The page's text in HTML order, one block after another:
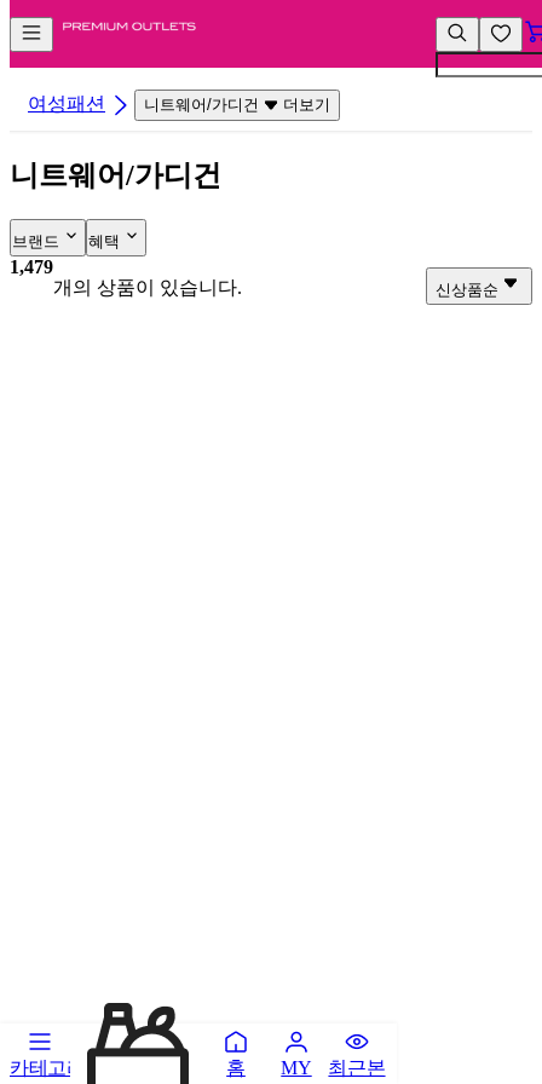
컨
텐
츠
기
앱
바
바
여성패션 니트웨어/가디건 더보기
니트웨어/가디건
브랜드 혜택
1,479
개의 상품이 있습니다.
신상품순
카테고리 홈 MY 최근본